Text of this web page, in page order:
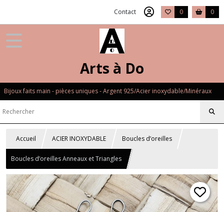
Contact 0 0
Arts à Do
Bijoux faits main - pièces uniques - Argent 925/Acier inoxydable/Minéraux
Accueil ACIER INOXYDABLE Boucles d’oreilles
Boucles d’oreilles Anneaux et Triangles